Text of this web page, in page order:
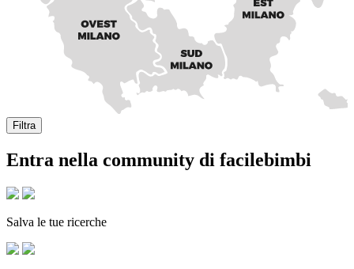
Filtra
Entra nella community di facilebimbi
Salva le tue ricerche